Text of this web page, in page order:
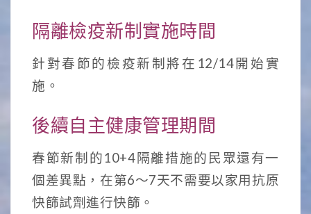
隔離檢疫新制實施時間
針對春節的檢疫新制將在12/14開始實
施。
後續自主健康管理期間
春節新制的10+4隔離措施的民眾還有一
個差異點，在第6～7天不需要以家用抗原
快篩試劑進行快篩。